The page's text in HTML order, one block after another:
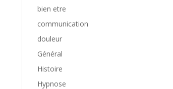
bien etre
communication
douleur
Général
Histoire
Hypnose